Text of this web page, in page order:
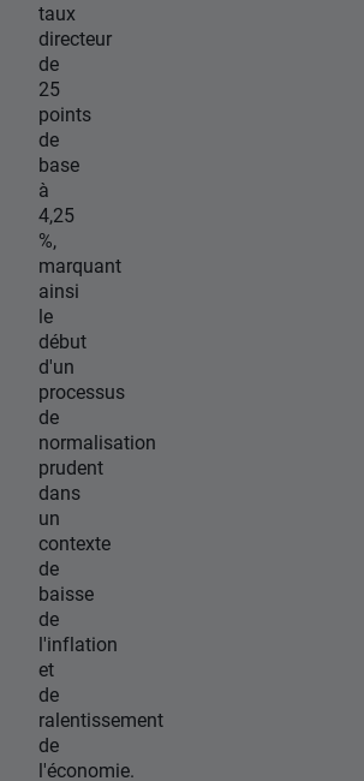
taux
directeur
de
25
points
de
base
à
4,25
%,
marquant
ainsi
le
début
d'un
processus
de
normalisation
prudent
dans
un
contexte
de
baisse
de
l'inflation
et
de
ralentissement
de
l'économie.